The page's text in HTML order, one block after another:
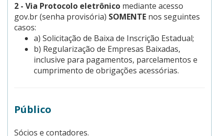
2 - Via Protocolo eletrônicomediante acesso
gov.br (senha provisória) SOMENTEnos seguintes
casos:
a) Solicitação de Baixa de Inscrição Estadual;
b) Regularização de Empresas Baixadas,
inclusive para pagamentos, parcelamentos e
cumprimento de obrigações acessórias.
Público
Sócios e contadores.